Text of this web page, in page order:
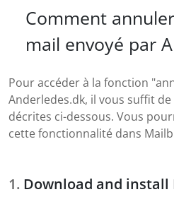
Comment
mail envoyé par
Pour accéder à la fonction
Anderledes.dk, il vous suffit
décrites ci-dessous. Vous
cette fonctionnalité dans
Download and